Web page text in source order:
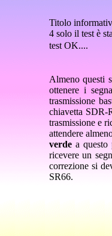
Titolo
4 solo il test è
test OK....
Almeno questi
ottenere i
trasmissione
chiavetta SDR-
trasmissione e
attendere
verde a
ricevere un
correzione si
SR66.